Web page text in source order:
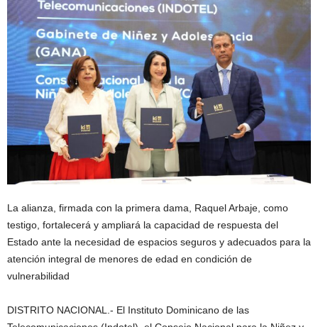
La alianza, firmada con la primera dama, Raquel Arbaje, como
testigo, fortalecerá y ampliará la capacidad de respuesta del
Estado ante la necesidad de espacios seguros y adecuados para la
atención integral de menores de edad en condición de
vulnerabilidad
DISTRITO NACIONAL.- El Instituto Dominicano de las